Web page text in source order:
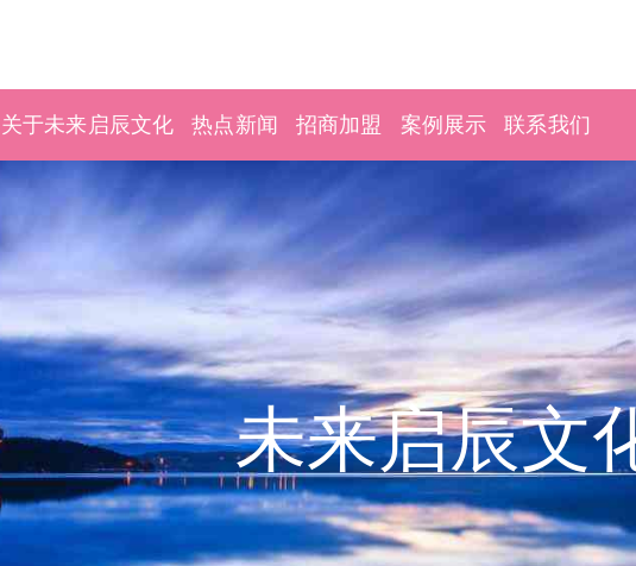
关于未来启辰文化 热点新闻 招商加盟 案例展示 联系我们
未来启辰文